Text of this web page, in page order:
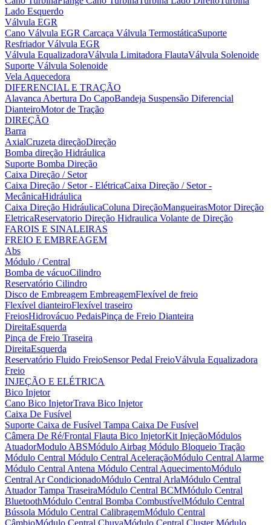
Lado Esquerdo
Válvula EGR
Cano Válvula EGR Carcaça Válvula TermostáticaSuporte
Resfriador Válvula EGR
Válvula EqualizadoraVálvula Limitadora FlautaVálvula Solenoide
Suporte Válvula Solenoide
Vela Aquecedora
DIFERENCIAL E TRAÇÃO
Alavanca Abertura Do CapoBandeja Suspensão Diferencial
DianteiroMotor de Tração
DIREÇÃO
Barra
AxialCruzeta direçãoDireção
Bomba direção Hidráulica
Suporte Bomba Direção
Caixa Direção / Setor
Caixa Direção / Setor - ElétricaCaixa Direção / Setor -
MecânicaHidráulica
Caixa Direção HidráulicaColuna DireçãoMangueirasMotor Direção
EletricaReservatorio Direção Hidraulica Volante de Direção
FAROIS E SINALEIRAS
FREIO E EMBREAGEM
Abs
Módulo / Central
Bomba de vácuoCilindro
Reservatório Cilindro
Disco de Embreagem EmbreagemFlexível de freio
Flexível dianteiroFlexível traseiro
FreiosHidrovácuo PedaisPinça de Freio Dianteira
DireitaEsquerda
Pinça de Freio Traseira
DireitaEsquerda
Reservatório Fluido FreioSensor Pedal FreioVálvula Equalizadora
Freio
INJEÇÃO E ELÉTRICA
Bico Injetor
Cano Bico InjetorTrava Bico Injetor
Caixa De Fusível
Suporte Caixa de Fusível Tampa Caixa De Fusível
Câmera De Ré/Frontal Flauta Bico InjetorKit InjeçãoMódulos
AtuadorModulo ABSMódulo Airbag Módulo Bloqueio Tração
Módulo Central Módulo Central AceleraçãoMódulo Central Alarme
Módulo Central Antena Módulo Central AquecimentoMódulo
Central Ar CondicionadoMódulo Central ArlaMódulo Central
Atuador Tampa TraseiraMódulo Central BCMMódulo Central
BluetoothMódulo Central Bomba CombustívelMódulo Central
Bússola Módulo Central CalibragemMódulo Central
CâmbioMódulo Central ChuvaMódulo Central ClusterMódulo